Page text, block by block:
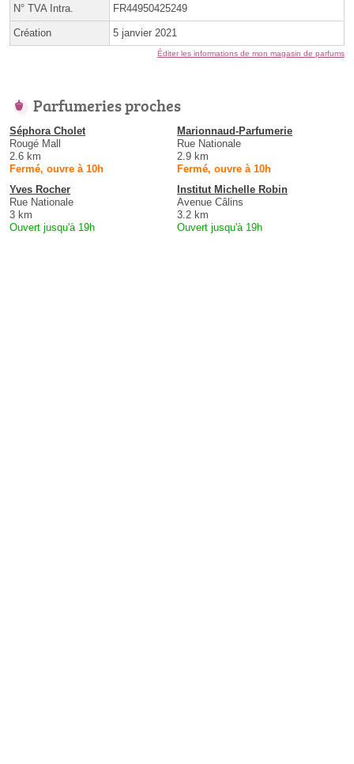
N° TVA Intra. FR44950425249
Création 5 janvier 2021
Éditer les informations de mon magasin de parfums
Parfumeries proches
Séphora Cholet
Rougé Mall
2.6 km
Fermé, ouvre à 10h
Marionnaud-Parfumerie
Rue Nationale
2.9 km
Fermé, ouvre à 10h
Yves Rocher
Rue Nationale
3 km
Ouvert jusqu'à 19h
Institut Michelle Robin
Avenue Câlins
3.2 km
Ouvert jusqu'à 19h